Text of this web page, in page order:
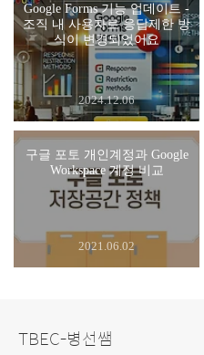
Google Forms 기능 업데이트 -
조직 내 사용자로 응답제한 방
식이 변경되었어요
2024.12.06
구글 포토 개인계정과 Google
Workspace 계정 비교
2021.06.02
TBEC-병선쌤